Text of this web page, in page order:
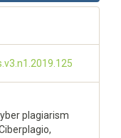
plagiarism